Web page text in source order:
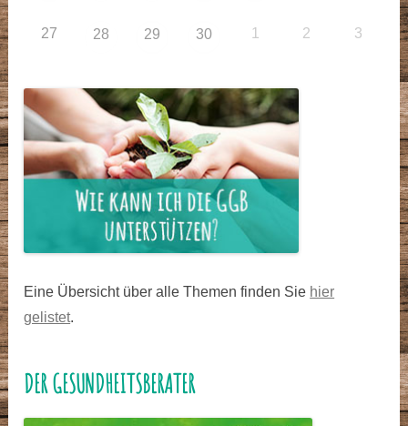
27 28 29 30 1 2 3
Eine Übersicht über alle Themen finden Sie hier
gelistet.
DER GESUNDHEITSBERATER